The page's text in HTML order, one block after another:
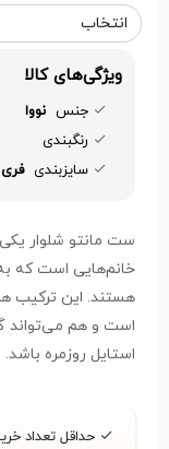
ویژگی‌های کالا
جنس نووا
رنگبندی
سایزبندی
ست مانتو شلوار یکی
خانم‌هایی است که
هستند. این ترکیب
است و هم می‌تواند
استایل روزمره باشد.
حداقل تعداد